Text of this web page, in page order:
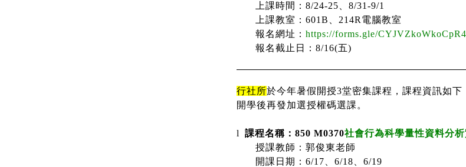
上課時間： 8/24-25
8/31-9/1
上課教室： 601B 214R 電腦教室
報名網址： https://forms.gle/
報名截止日： 8/16(五)
行社所於今年暑假開授3堂密集課程，課程資訊如
開學後再發加選授權碼選課。
l 課程名稱： 850 M0370社會行為科學量性資料分
授課教師：郭俊東老師
開課日期： 6/17 6/18
6/19